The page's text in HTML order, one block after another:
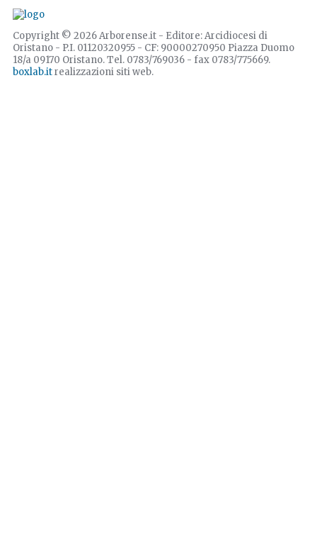
Copyright © 2026 Arborense.it - Editore: Arcidiocesi di
Oristano - P.I. 01120320955 - CF: 90000270950 Piazza Duomo
18/a 09170 Oristano. Tel. 0783/769036 - fax 0783/775669.
boxlab.itrealizzazioni siti web.